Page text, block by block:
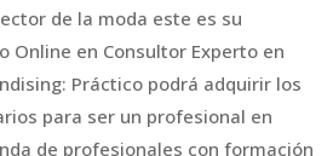
de la moda este es su
Online en Consultor Experto en
Práctico podrá adquirir los
para ser un profesional en
de profesionales con formación